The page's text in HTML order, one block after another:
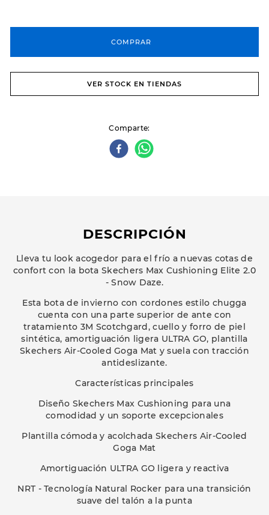
COMPRAR
VER STOCK EN TIENDAS
Comparte
DESCRIPCIÓN
Lleva tu look acogedor para el frío a nuevas cotas de
confort con la bota Skechers Max Cushioning Elite 2.0
- Snow Daze.
Esta bota de invierno con cordones estilo chugga
cuenta con una parte superior de ante con
tratamiento 3M Scotchgard, cuello y forro de piel
sintética, amortiguación ligera ULTRA GO, plantilla
Skechers Air-Cooled Goga Mat y suela con tracción
antideslizante.
Características principales
Diseño Skechers Max Cushioning para una
comodidad y un soporte excepcionales
Plantilla cómoda y acolchada Skechers Air-Cooled
Goga Mat
Amortiguación ULTRA GO ligera y reactiva
NRT - Tecnología Natural Rocker para una transición
suave del talón a la punta